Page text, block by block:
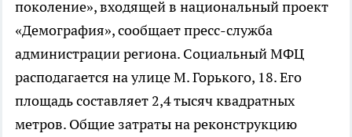
поколение», входящей в национальный проект
«Демография», сообщает пресс-служба
администрации региона. Социальный МФЦ
расподагается на улице М. Горького, 18. Его
площадь составляет 2,4 тысяч квадратных
метров. Общие затраты на реконструкцию